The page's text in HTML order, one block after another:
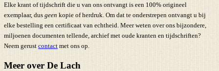
Elke krant of tijdschrift die u van ons ontvangt is een 100% origineel
exemplaar, dus geen kopie of herdruk. Om dat te onderstrepen ontvangt u bij
elke bestelling een certificaat van echtheid. Meer weten over ons bijzondere,
miljoenen documenten tellende, archief met oude kranten en tijdschriften?
Neem gerust contact met ons op.
Meer over De Lach